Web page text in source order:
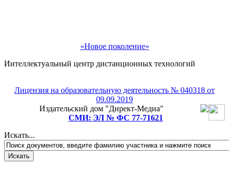
«Новое поколение»
Интеллектуальный центр дистанционных технологий
Лицензия на образовательную деятельность № 040318 от
09.09.2019
Издательский дом "Директ-Медиа"
СМИ: ЭЛ № ФС 77-71621
Искать...